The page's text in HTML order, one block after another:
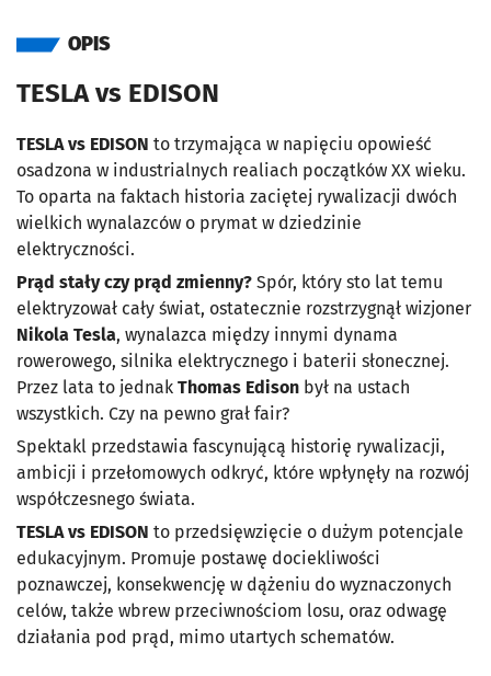
OPIS
TESLA vs EDISON
TESLA vs EDISON to trzymająca w napięciu opowieść
osadzona w industrialnych realiach początków XX wieku.
To oparta na faktach historia zaciętej rywalizacji dwóch
wielkich wynalazców o prymat w dziedzinie
elektryczności.
Prąd stały czy prąd zmienny? Spór, który sto lat temu
elektryzował cały świat, ostatecznie rozstrzygnął wizjoner
Nikola Tesla, wynalazca między innymi dynama
rowerowego, silnika elektrycznego i baterii słonecznej.
Przez lata to jednak Thomas Edison był na ustach
wszystkich. Czy na pewno grał fair?
Spektakl przedstawia fascynującą historię rywalizacji,
ambicji i przełomowych odkryć, które wpłynęły na rozwój
współczesnego świata.
TESLA vs EDISON to przedsięwzięcie o dużym potencjale
edukacyjnym. Promuje postawę dociekliwości
poznawczej, konsekwencję w dążeniu do wyznaczonych
celów, także wbrew przeciwnościom losu, oraz odwagę
działania pod prąd, mimo utartych schematów.